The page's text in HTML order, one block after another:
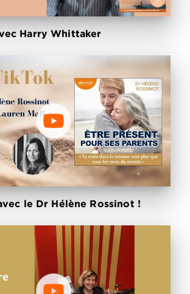
Harry Whittaker
le Dr Hélène Rossinot !